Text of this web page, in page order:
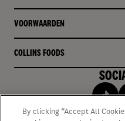
VOORWAARDEN
COLLINS FOODS
By clicking “Accept All